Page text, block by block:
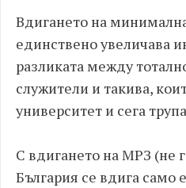
Вдигането на
единствено увеличава
разликата между
служители и такива,
университет и сега
С вдигането на МРЗ (не
България се вдига само